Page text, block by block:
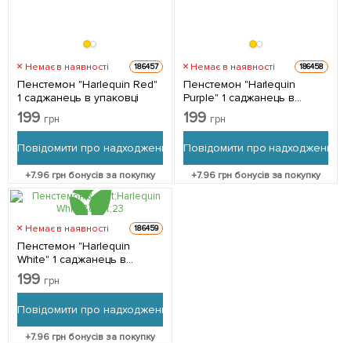
Немає в наявності 186457
Пенстемон "Harlequin Red"
1 саджанець в упаковці
199 грн
Повідомити про надходження
+7.96 грн бонусів за покупку
Немає в наявності 186458
Пенстемон "Harlequin
Purple" 1 саджанець в
упаковці
199 грн
Повідомити про надходження
+7.96грн бонусів за покупку
Немає в наявності 186459
Пенстемон "Harlequin
White" 1 саджанець в
упаковці
199 грн
Повідомити про надходження
+7.96 грн бонусів за покупку